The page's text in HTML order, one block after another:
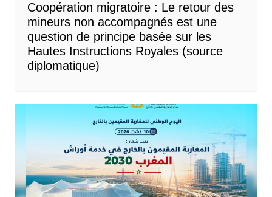
Coopération migratoire : Le retour des
mineurs non accompagnés est une
question de principe basée sur les
Hautes Instructions Royales (source
diplomatique)